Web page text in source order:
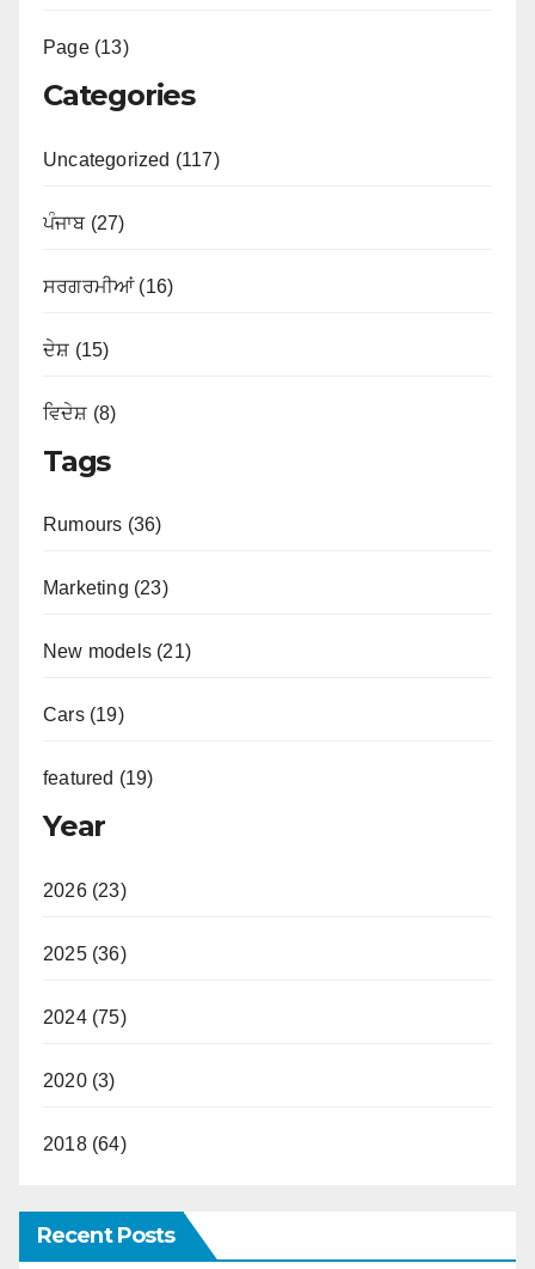
Page (13)
Categories
Uncategorized (117)
ਪੰਜਾਬ (27)
ਸਰਗਰਮੀਆਂ (16)
ਦੇਸ਼ (15)
ਵਿਦੇਸ਼ (8)
Tags
Rumours (36)
Marketing (23)
New models (21)
Cars (19)
featured (19)
Year
2026 (23)
2025 (36)
2024 (75)
2020 (3)
2018 (64)
Recent Posts